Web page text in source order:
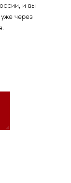
и вы
через